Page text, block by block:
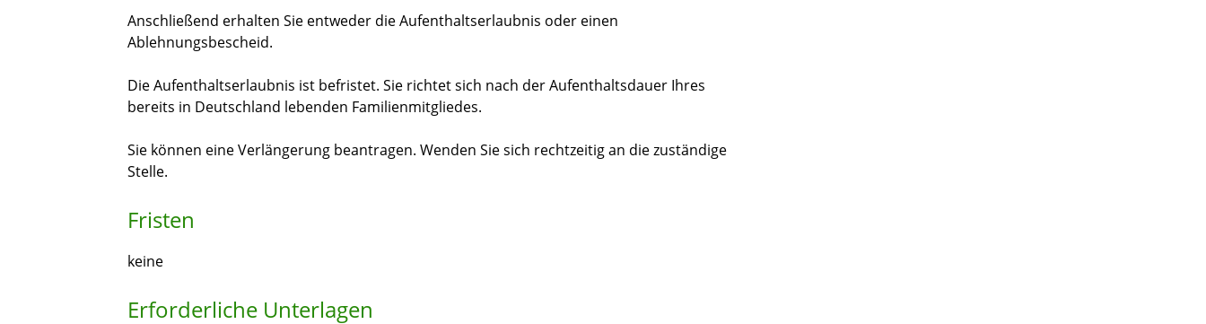
Anschließend erhalten Sie entweder die Aufenthaltserlaubnis oder einen
Ablehnungsbescheid.
Die Aufenthaltserlaubnis ist befristet. Sie richtet sich nach der Aufenthaltsdauer Ihres
bereits in Deutschland lebenden Familienmitgliedes.
Sie können eine Verlängerung beantragen. Wenden Sie sich rechtzeitig an diezuständige
Stelle.
Fristen
keine
Erforderliche Unterlagen